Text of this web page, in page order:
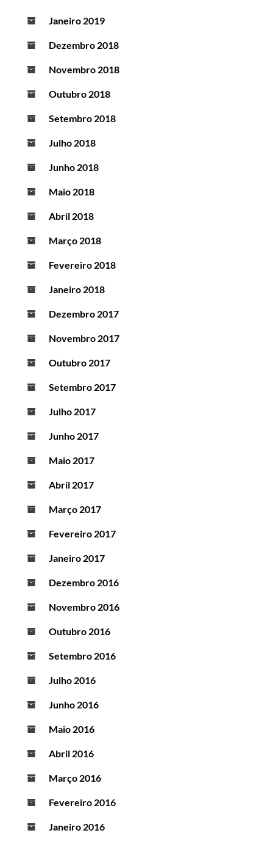
Janeiro 2019
Dezembro 2018
Novembro 2018
Outubro 2018
Setembro 2018
Julho 2018
Junho 2018
Maio 2018
Abril 2018
Março 2018
Fevereiro 2018
Janeiro 2018
Dezembro 2017
Novembro 2017
Outubro 2017
Setembro 2017
Julho 2017
Junho 2017
Maio 2017
Abril 2017
Março 2017
Fevereiro 2017
Janeiro 2017
Dezembro 2016
Novembro 2016
Outubro 2016
Setembro 2016
Julho 2016
Junho 2016
Maio 2016
Abril 2016
Março 2016
Fevereiro 2016
Janeiro 2016